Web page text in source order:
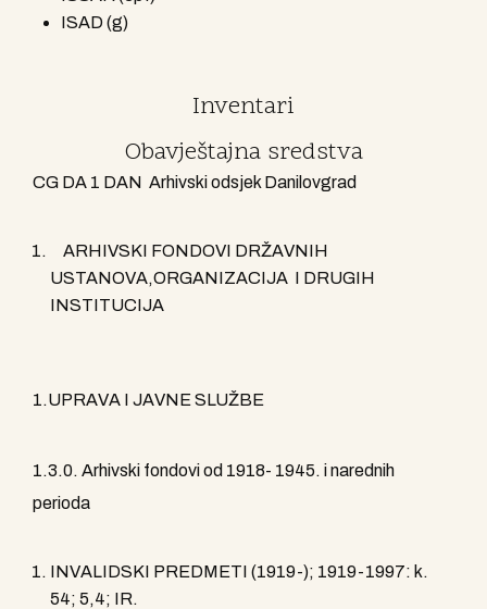
ISAD (g)
Inventari
Obavještajna sredstva
CG DA 1 DAN Arhivski odsjek Danilovgrad
ARHIVSKI FONDOVI DRŽAVNIH
USTANOVA,ORGANIZACIJA I DRUGIH
INSTITUCIJA
1.UPRAVA I JAVNE SLUŽBE
1.3.0. Arhivski fondovi od 1918- 1945. i narednih
perioda
INVALIDSKI PREDMETI (1919-); 1919-1997: k.
54; 5,4; IR.